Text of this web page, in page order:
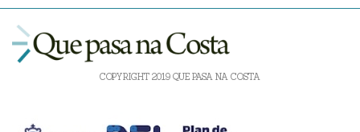
COPYRIGHT 2019 QUE PASA NA COSTA